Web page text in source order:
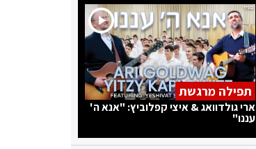
תפילה מרגשת
ארי גולדוואג & איצי קפלוביץ: "אנא ה'
עננו"